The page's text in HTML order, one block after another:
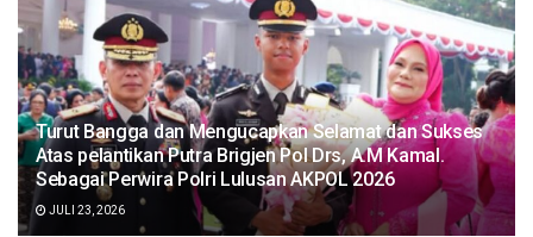
Turut Bangga dan Mengucapkan Selamat dan Sukses
Atas pelantikan Putra Brigjen Pol Drs, A.M Kamal.
Sebagai Perwira Polri Lulusan AKPOL 2026
JULI 23, 2026